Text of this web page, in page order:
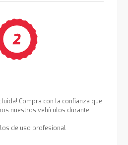
Compra con la confianza que
nuestros vehículos durante
de uso profesional